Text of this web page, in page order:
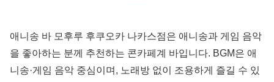
애니송 바 모후루 후쿠오카 나카스점은 애니송과 게임 음악
을 좋아하는 분께 추천하는 콘카페계 바입니다. BGM은 애
니송·게임 음악 중심이며, 노래방 없이 조용하게 즐길 수 있